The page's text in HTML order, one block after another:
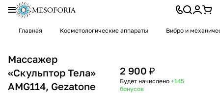
Главная Косметологические аппараты Вибро и
Массажер
«Скульптор Тела»
AMG114, Gezatone
2 900 ₽
Будет начислено +145
бонусов